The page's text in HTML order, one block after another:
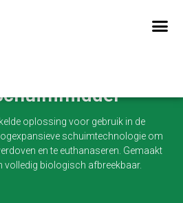
oplossing voor gebruik in de
schuimtechnologie om
en te euthanaseren. Gemaakt
volledig biologisch afbreekbaar.